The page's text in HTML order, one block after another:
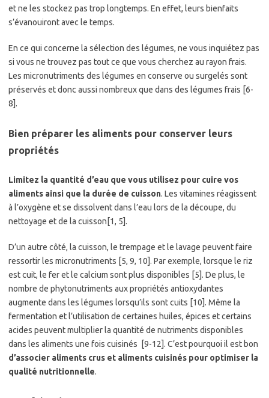
et ne les stockez pas trop longtemps. En effet, leurs bienfaits
s’évanouiront avec le temps.
En ce qui concerne la sélection des légumes, ne vous inquiétez pas
si vous ne trouvez pas tout ce que vous cherchez au rayon frais.
Les micronutriments des légumes en conserve ou surgelés sont
préservés et donc aussi nombreux que dans des légumes frais [6-
8].
Bien préparer les aliments pour conserver leurs
propriétés
Limitez la quantité d’eau que vous utilisez pour cuire vos
aliments ainsi que la durée de cuisson. Les vitamines réagissent
à l’oxygène et se dissolvent dans l’eau lors de la découpe, du
nettoyage et de la cuisson[1, 5].
D’un autre côté, la cuisson, le trempage et le lavage peuvent faire
ressortir les micronutriments [5, 9, 10]. Par exemple, lorsque le riz
est cuit, le fer et le calcium sont plus disponibles [5]. De plus, le
nombre de phytonutriments aux propriétés antioxydantes
augmente dans les légumes lorsqu’ils sont cuits [10]. Même la
fermentation et l’utilisation de certaines huiles, épices et certains
acides peuvent multiplier la quantité de nutriments disponibles
dans les aliments une fois cuisinés [9-12]. C’est pourquoi il est bon
d’associer aliments crus et aliments cuisinés pour optimiser la
qualité nutritionnelle.